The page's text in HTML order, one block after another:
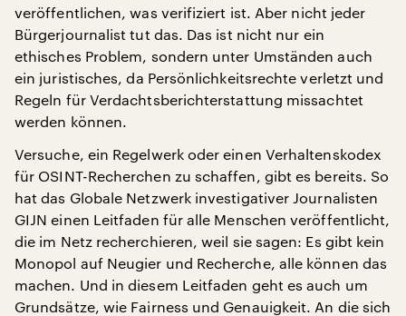
veröffentlichen, was verifiziert ist. Aber nicht jeder
Bürgerjournalist tut das. Das ist nicht nur ein
ethisches Problem, sondern unter Umständen auch
ein juristisches, da Persönlichkeitsrechte verletzt und
Regeln für Verdachtsberichterstattung missachtet
werden können.
Versuche, ein Regelwerk oder einen Verhaltenskodex
für OSINT-Recherchen zu schaffen, gibt es bereits. So
hat das Globale Netzwerk investigativer Journalisten
GIJN einen Leitfaden für alle Menschen veröffentlicht,
die im Netz recherchieren, weil sie sagen: Es gibt kein
Monopol auf Neugier und Recherche, alle können das
machen. Und in diesem Leitfaden geht es auch um
Grundsätze, wie Fairness und Genauigkeit. An die sich